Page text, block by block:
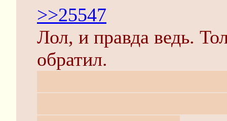
>>25547
Лол, и правда ведь.
обратил.